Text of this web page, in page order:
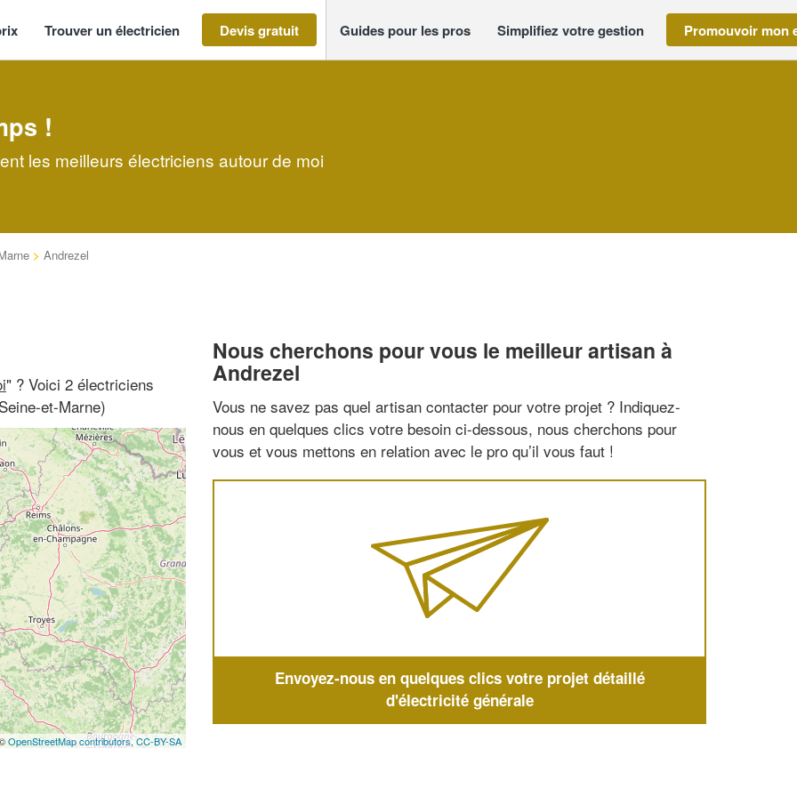
Trouver un électricien Devis gratuit Guides pour les pros Simplifiez votre gestion Promouvoir mon
!
les meilleurs électriciens autour de moi
> Andrezel
" ? Voici 2 électriciens
et-Marne)
OpenStreetMap contributors,CC-BY-SA
Nous cherchons pour vous le meilleur artisan à
Andrezel
Vous ne savez pas quel artisan contacter pour votre projet ? Indiquez-
nous en quelques clics votre besoin ci-dessous, nous cherchons pour
vous et vous mettons en relation avec le pro qu’il vous faut !
Envoyez-nous en quelques clics votre projet détaillé
d'électricité générale